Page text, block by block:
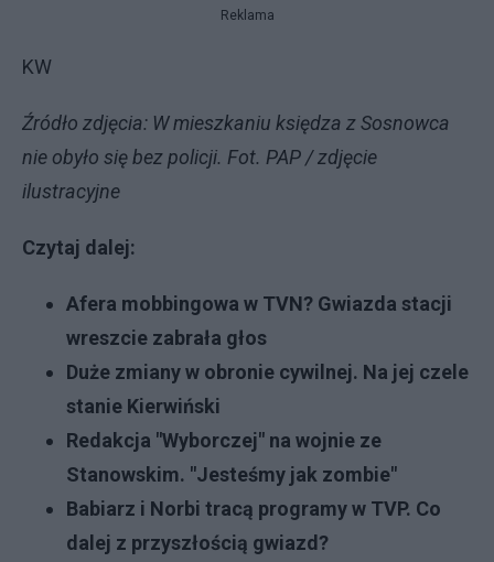
Reklama
KW
Źródło zdjęcia: W mieszkaniu księdza z Sosnowca
nie obyło się bez policji. Fot. PAP / zdjęcie
ilustracyjne
Czytaj dalej:
Afera mobbingowa w TVN? Gwiazda stacji
wreszcie zabrała głos
Duże zmiany w obronie cywilnej. Na jej czele
stanie Kierwiński
Redakcja "Wyborczej" na wojnie ze
Stanowskim. "Jesteśmy jak zombie"
Babiarz i Norbi tracą programy w TVP. Co
dalej z przyszłością gwiazd?